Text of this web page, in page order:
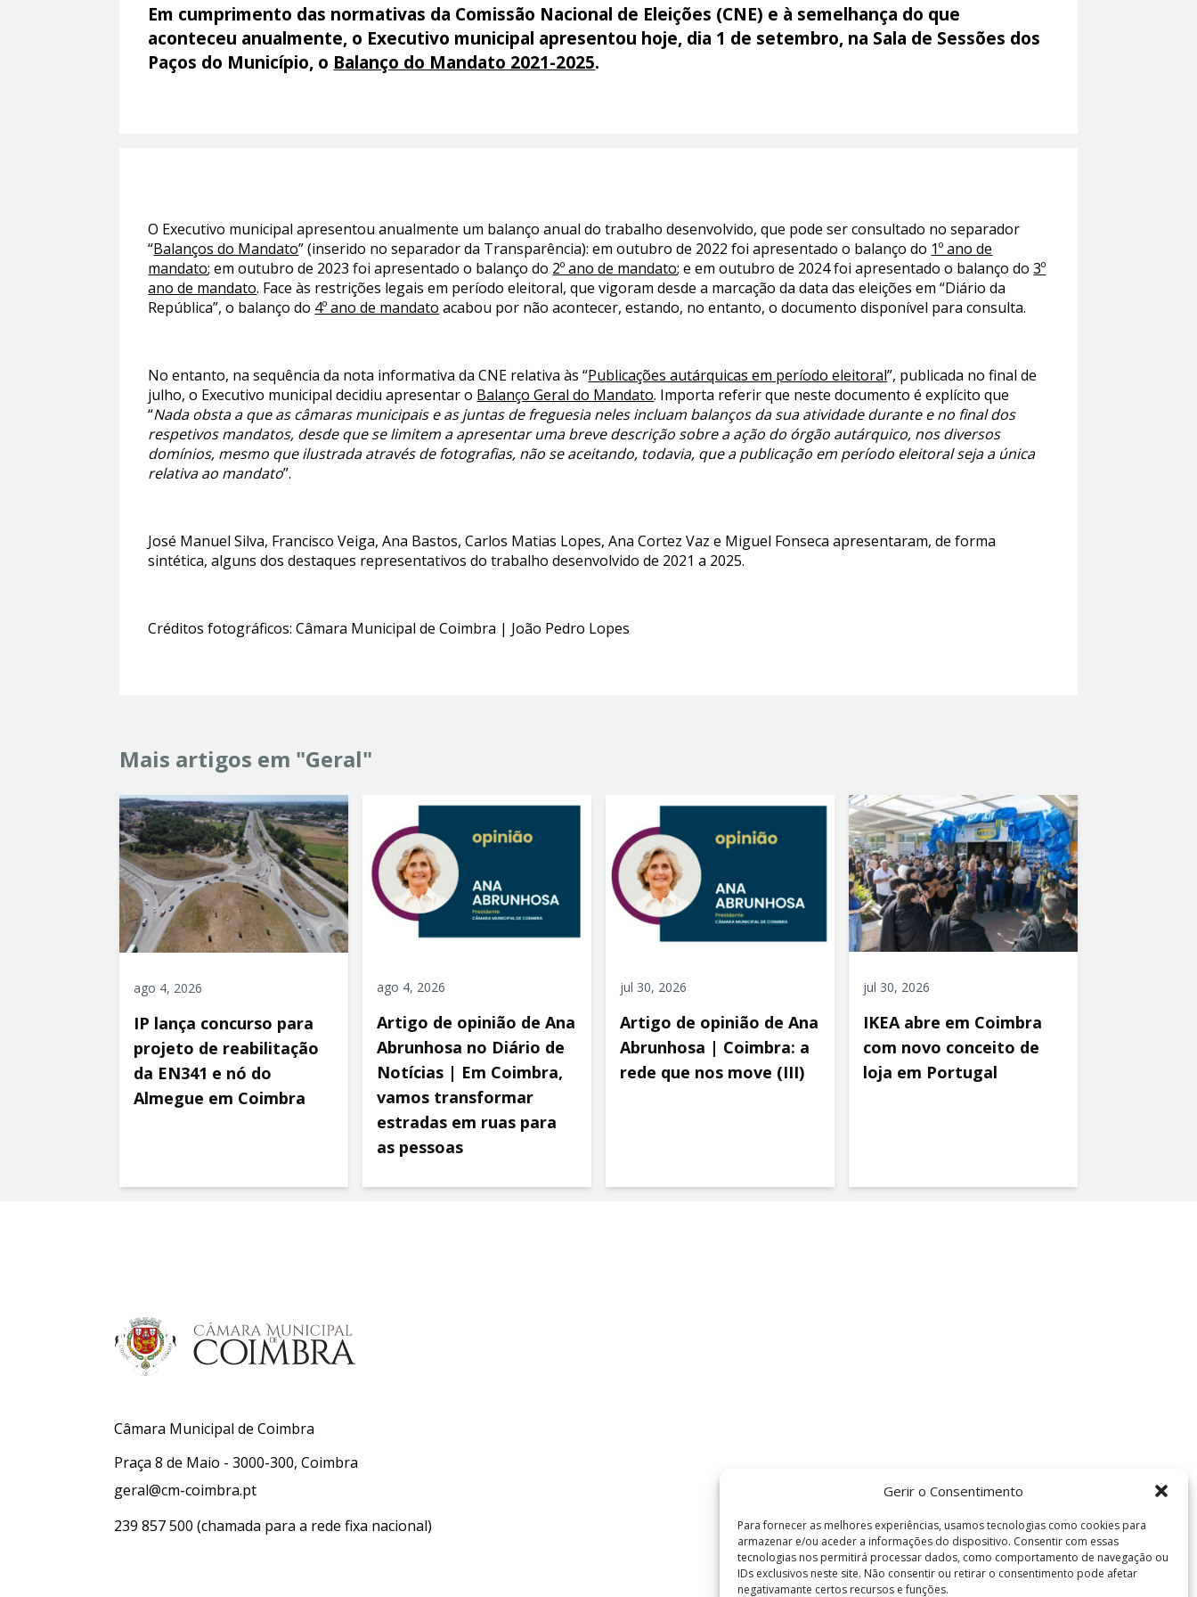
Gerir o Consentimento
Para fornecer as melhores experiências, usamos tecnologias como cookies para
armazenar e/ou aceder a informações do dispositivo. Consentir com essas
tecnologias nos permitirá processar dados, como comportamento de navegação ou
IDs exclusivos neste site. Não consentir ou retirar o consentimento pode afetar
negativamante certos recursos e funções.
Em cumprimento das normativas da Comissão Nacional de Eleições (CNE) e à semelhança do que
aconteceu anualmente, o Executivo municipal apresentou hoje, dia 1 de setembro, na Sala de Sessões dos
Paços do Município, o Balanço do Mandato 2021-2025.
O Executivo municipal apresentou anualmente um balanço anual do trabalho desenvolvido, que pode ser consultado no separador
“Balanços do Mandato” (inserido no separador da Transparência): em outubro de 2022 foi apresentado o balanço do 1º ano de
mandato; em outubro de 2023 foi apresentado o balanço do 2º ano de mandato; e em outubro de 2024 foi apresentado o balanço do3º
ano de mandato. Face às restrições legais em período eleitoral, que vigoram desde a marcação da data das eleições em “Diário da
República”, o balanço do 4º ano de mandato acabou por não acontecer, estando, no entanto, o documento disponível para consulta.
No entanto, na sequência da nota informativa da CNE relativa às “Publicações autárquicas em período eleitoral”, publicada no final de
julho, o Executivo municipal decidiu apresentar o Balanço Geral do Mandato. Importa referir que neste documento é explícito que
“Nada obsta a que as câmaras municipais e as juntas de freguesia neles incluam balanços da sua atividade durante e no final dos
respetivos mandatos, desde que se limitem a apresentar uma breve descrição sobre a ação do órgão autárquico, nos diversos
domínios, mesmo que ilustrada através de fotografias, não se aceitando, todavia, que a publicação em período eleitoral seja a única
relativa ao mandato”.
José Manuel Silva, Francisco Veiga, Ana Bastos, Carlos Matias Lopes, Ana Cortez Vaz e Miguel Fonseca apresentaram, de forma
sintética, alguns dos destaques representativos do trabalho desenvolvido de 2021 a 2025.
Créditos fotográficos: Câmara Municipal de Coimbra | João Pedro Lopes
Mais artigos em "Geral"
ago 4, 2026
IP lança concurso para
projeto de reabilitação
da EN341 e nó do
Almegue em Coimbra
ago 4, 2026
Artigo de opinião de Ana
Abrunhosa no Diário de
Notícias | Em Coimbra,
vamos transformar
estradas em ruas para
as pessoas
jul 30, 2026
Artigo de opinião de Ana
Abrunhosa | Coimbra: a
rede que nos move (III)
jul 30, 2026
IKEA abre em Coimbra
com novo conceito de
loja em Portugal
Câmara Municipal de Coimbra
Praça 8 de Maio - 3000-300, Coimbra
geral@cm-coimbra.pt
239 857 500 (chamada para a rede fixa nacional)